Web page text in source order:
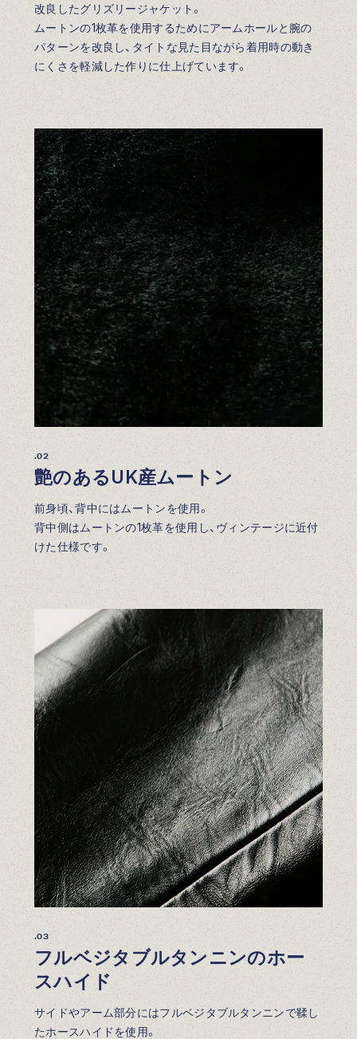
改良したグリズリージャケット。
ムートンの1枚革を使用するためにアームホールと腕の
パターンを改良し、タイトな見た目ながら着用時の動き
にくさを軽減した作りに仕上げています。
.02
艶のあるUK産ムートン
前身頃、背中にはムートンを使用。
背中側はムートンの1枚革を使用し、ヴィンテージに近付
けた仕様です。
.03
フルベジタブルタンニンのホー
スハイド
サイドやアーム部分にはフルベジタブルタンニンで鞣し
たホースハイドを使用。